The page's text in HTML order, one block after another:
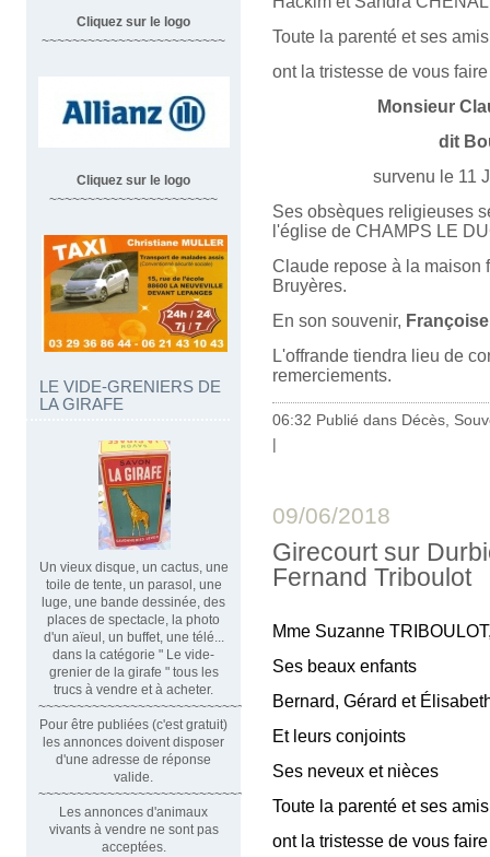
Cliquez sur le logo
~~~~~~~~~~~~~~~~~~~~~~~~
Cliquez sur le logo
~~~~~~~~~~~~~~~~~~~~~~
LE VIDE-GRENIERS DE
LA GIRAFE
Un vieux disque, un cactus, une
toile de tente, un parasol, une
luge, une bande dessinée, des
places de spectacle, la photo
d'un aïeul, un buffet, une télé...
dans la catégorie " Le vide-
grenier de la girafe " tous les
trucs à vendre et à acheter.
~~~~~~~~~~~~~~~~~~~~~~~~~~~~~~
Pour être publiées (c'est gratuit)
les annonces doivent disposer
d'une adresse de réponse
valide.
~~~~~~~~~~~~~~~~~~~~~~~~~~~~~~~~
Les annonces d'animaux
vivants à vendre ne sont pas
acceptées.
Toute la parenté et ses amis
ont la tristesse de vous
Monsieur
dit
survenu le 11 Juin
Ses obsèques religieuses
l'église de CHAMPS LE
Claude repose à la maison
Bruyères.
En son souvenir,
L'offrande tiendra lieu de
remerciements.
06:32 Publié dans Décès,
|
09/06/2018
Girecourt sur
Fernand Triboulot
Mme Suzanne
Ses beaux enfants
Bernard, Gérard et
Et leurs conjoints
Ses neveux et nièces
Toute la parenté et ses amis
ont la tristesse de vous